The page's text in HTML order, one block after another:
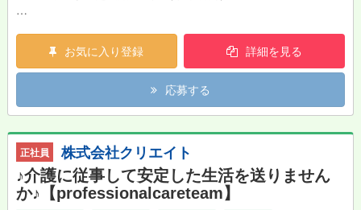
最初は製材機械を担当している職員の補助をしながら
機械オペレーターを目指していただきます。
お気に入り登録 詳細を見る
応募する
正社員 株式会社クリエイト
♪介護に従事して安定した生活を送りません
か♪【professionalcareteam】